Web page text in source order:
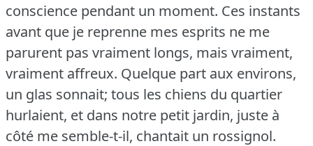
conscience pendant un moment. Ces instants
avant que je reprenne mes esprits ne me
parurent pas vraiment longs, mais vraiment,
vraiment affreux. Quelque part aux environs,
un glas sonnait; tous les chiens du quartier
hurlaient, et dans notre petit jardin, juste à
côté me semble-t-il, chantait un rossignol.